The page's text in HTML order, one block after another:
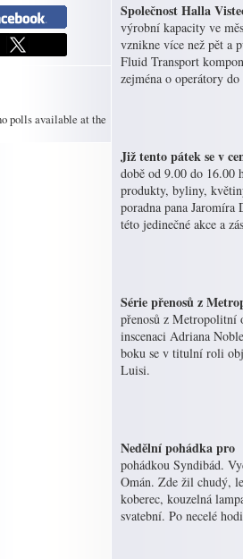
polls available at the
Společnost Halla
výrobní kapacity ve
vznikne více než pět a
Fluid Transport
zejména o operátory
Již tento pátek se v
době od 9.00 do 16.00
produkty, byliny,
poradna pana
této jedinečné akce a
Série přenosů z
přenosů z Metropolitní
inscenaci Adriana
boku se v titulní roli
Luisi.
Nedělní pohádka pro
pohádkou Syndibád.
Omán. Zde žil chudý,
koberec, kouzelná
svatební. Po necelé